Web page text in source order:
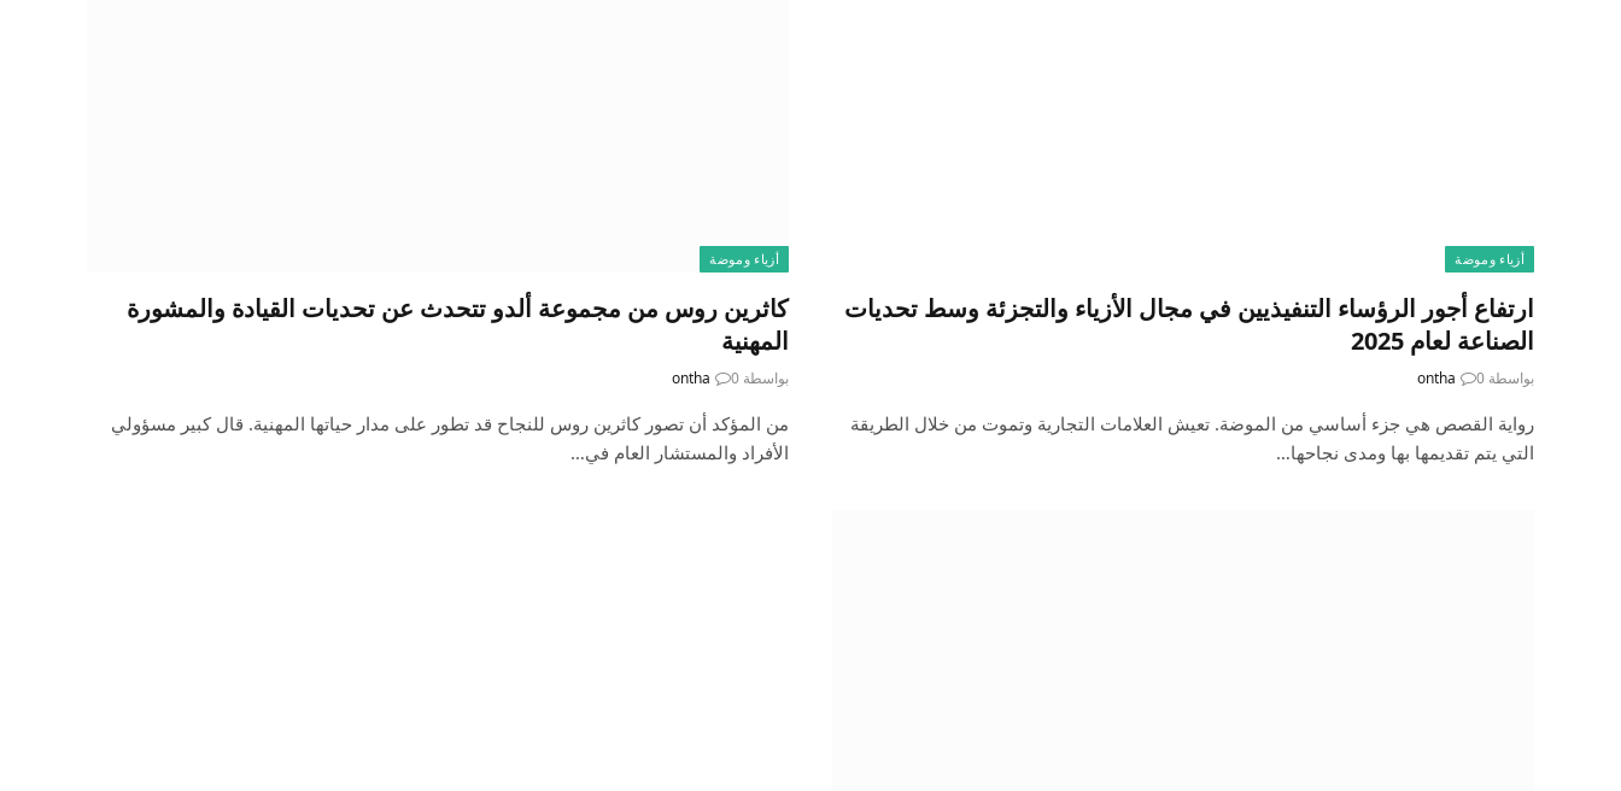
أزياء وموضة
ارتفاع أجور الرؤساء التنفيذيين في مجال الأزياء والتجزئة وسط تحديات
الصناعة لعام 2025
بواسطة ontha 0
رواية القصص هي جزء أساسي من الموضة. تعيش العلامات التجارية وتموت من خلال الطريقة
التي يتم تقديمها بها ومدى نجاحها…
أزياء وموضة
كاثرين روس من مجموعة ألدو تتحدث عن تحديات القيادة والمشورة
المهنية
بواسطة ontha 0
من المؤكد أن تصور كاثرين روس للنجاح قد تطور على مدار حياتها المهنية. قال كبير مسؤولي
الأفراد والمستشار العام في…